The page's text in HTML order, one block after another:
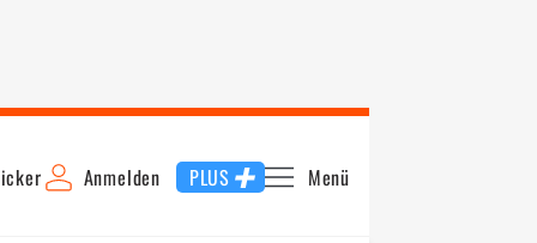
Anmelden PLUS Menü